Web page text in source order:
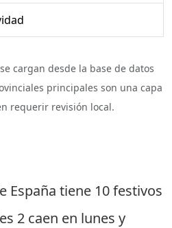
cargan desde la base de datos
principales son una capa
requerir revisión local.
España tiene 10 festivos
2 caen en lunes y